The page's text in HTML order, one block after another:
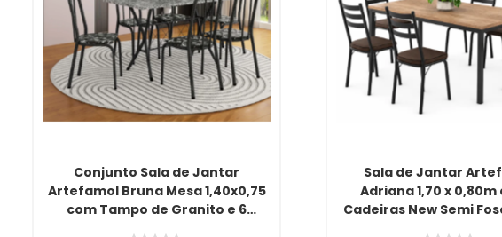
Conjunto Sala de Jantar
Artefamol Bruna Mesa 1,40x0,75
com Tampo de Granito e 6
Sala de Jantar
Adriana 1,70 x 0,80m
Cadeiras New Semi